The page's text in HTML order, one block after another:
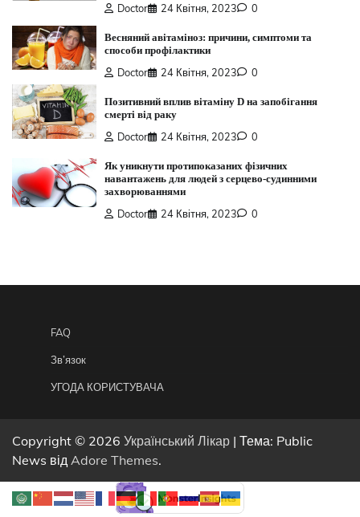
Doctor 24 Квітня, 2023 0
Весняний авітаміноз: причини, симптоми та
способи профілактики
Doctor 24 Квітня, 2023 0
Позитивний вплив вітаміну D на запобігання
смерті від раку
Doctor 24 Квітня, 2023 0
Як уникнути протипоказаних фізичних
навантажень для людей з серцево-судинними
захворюваннями
Doctor 24 Квітня, 2023 0
FAQ
Зв’язок
УГОДА КОРИСТУВАЧА
Copyright © 2026 Український Лікар | Тема: Public
News від Adore Themes.